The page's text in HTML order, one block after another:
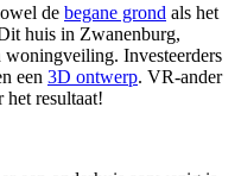
de begane grond als het
huis in Zwanenburg,
woningveiling. Investeerders
een 3D ontwerp. VR-ander
het resultaat!